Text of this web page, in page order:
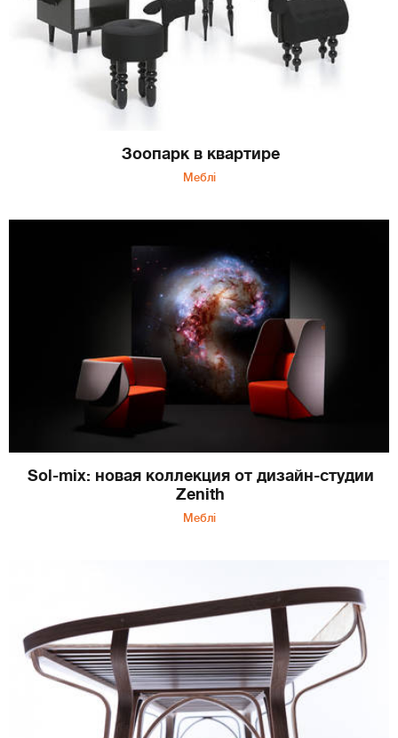
Зоопарк в квартире
Меблі
Sol-mix: новая коллекция от дизайн-студии
Zenith
Меблі